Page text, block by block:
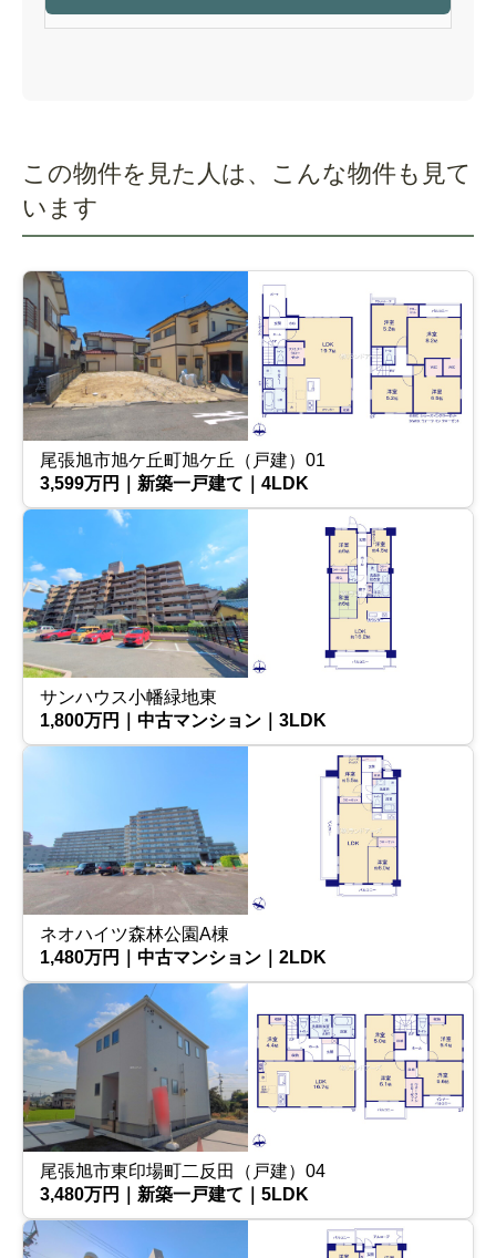
この物件を見た人は、こんな物件も見て
います
尾張旭市旭ケ丘町旭ケ丘（戸建）01
3,599万円｜新築一戸建て｜4LDK
サンハウス小幡緑地東
1,800万円｜中古マンション｜3LDK
ネオハイツ森林公園A棟
1,480万円｜中古マンション｜2LDK
尾張旭市東印場町二反田（戸建）04
3,480万円｜新築一戸建て｜5LDK